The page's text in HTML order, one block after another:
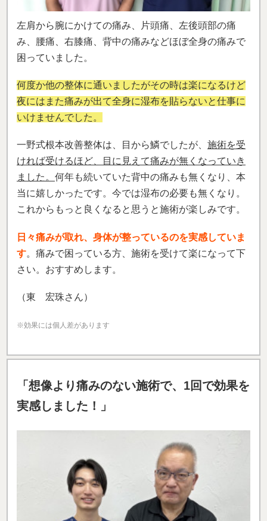
左肩から腕にかけての痛み、片頭痛、左後頭部の痛
み、腰痛、右膝痛、背中の痛みなどほぼ全身の痛みで
困っていました。
何度か他の整体に通いましたがその時は楽になるけど
夜にはまた痛みが出て全身に湿布を貼らないと仕事に
いけませんでした。
一野式根本改善整体は、目から鱗でしたが、 施術を受
ければ受けるほど、目に見えて痛みが無くなっていき
ました。 何年も続いていた背中の痛みも無くなり、本
当に嬉しかったです。今では湿布の必要も無くなり。
これからもっと良くなると思うと施術が楽しみです。
日々痛みが取れ、身体が整っているのを実感していま
す。痛みで困っている方、施術を受けて楽になって下
さい。おすすめします。
（東 宏珠さん）
※効果には個人差があります
「想像より痛みのない施術で、1回で効果を
実感しました！」